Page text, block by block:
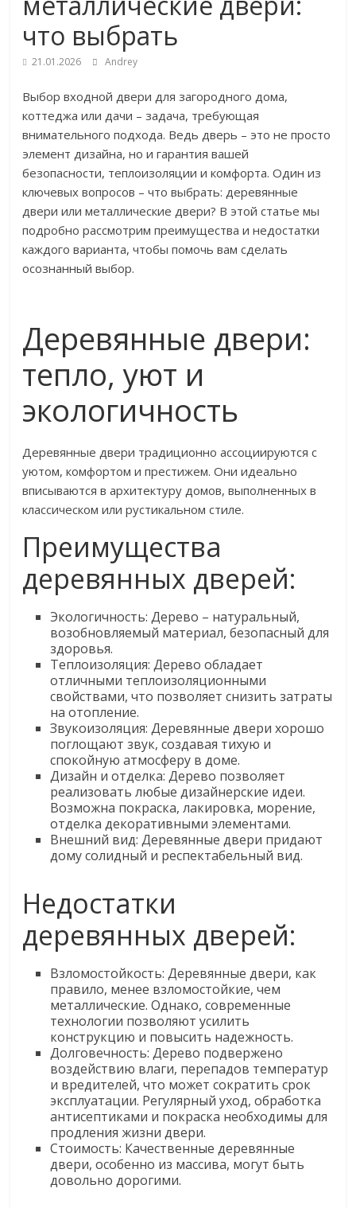
что выбрать
21.01.2026 Andrey
Выбор входной двери для загородного дома,
коттеджа или дачи – задача, требующая
внимательного подхода. Ведь дверь – это не просто
элемент дизайна, но и гарантия вашей
безопасности, теплоизоляции и комфорта. Один из
ключевых вопросов – что выбрать: деревянные
двери или металлические двери? В этой статье мы
подробно рассмотрим преимущества и недостатки
каждого варианта, чтобы помочь вам сделать
осознанный выбор.
Деревянные двери:
тепло, уют и
экологичность
Деревянные двери традиционно ассоциируются с
уютом, комфортом и престижем. Они идеально
вписываются в архитектуру домов, выполненных в
классическом или рустикальном стиле.
Преимущества
деревянных дверей:
Экологичность: Дерево – натуральный,
возобновляемый материал, безопасный для
здоровья.
Теплоизоляция: Дерево обладает
отличными теплоизоляционными
свойствами, что позволяет снизить затраты
на отопление.
Звукоизоляция: Деревянные двери хорошо
поглощают звук, создавая тихую и
спокойную атмосферу в доме.
Дизайн и отделка: Дерево позволяет
реализовать любые дизайнерские идеи.
Возможна покраска, лакировка, морение,
отделка декоративными элементами.
Внешний вид: Деревянные двери придают
дому солидный и респектабельный вид.
Недостатки
деревянных дверей:
Взломостойкость: Деревянные двери, как
правило, менее взломостойкие, чем
металлические. Однако, современные
технологии позволяют усилить
конструкцию и повысить надежность.
Долговечность: Дерево подвержено
воздействию влаги, перепадов температур
и вредителей, что может сократить срок
эксплуатации. Регулярный уход, обработка
антисептиками и покраска необходимы для
продления жизни двери.
Стоимость: Качественные деревянные
двери, особенно из массива, могут быть
довольно дорогими.